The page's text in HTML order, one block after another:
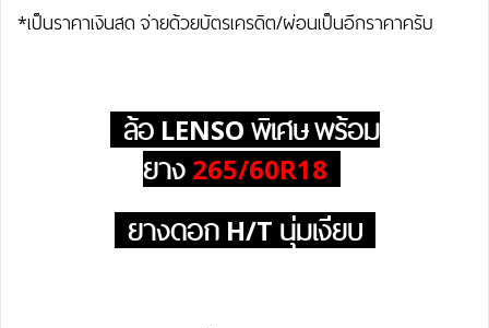
*เป็นราคาเงินสด จ่ายด้วยบัตรเครดิต/ผ่อนเป็นอีกราคาครับ
ล้อ LENSO พิเศษพร้อม
ยาง 265/60R18
ยางดอก H/T นุ่มเงียบ